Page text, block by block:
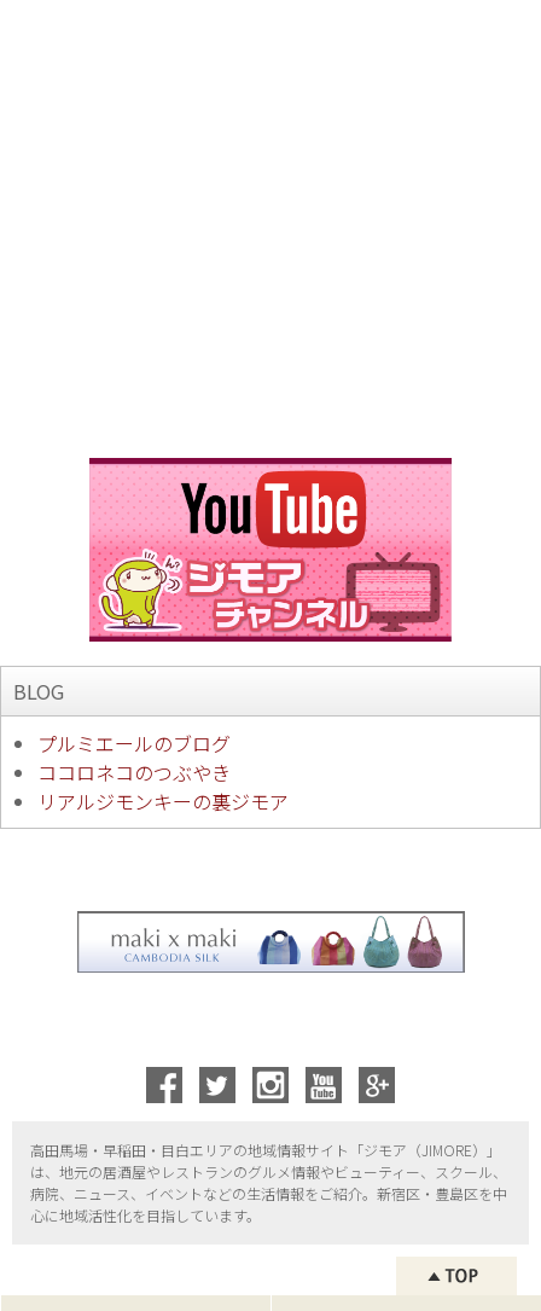
BLOG
プルミエールのブログ
ココロネコのつぶやき
リアルジモンキーの裏ジモア
高田馬場・早稲田・目白エリアの地域情報サイト「ジモア（JIMORE）」
は、地元の居酒屋やレストランのグルメ情報やビューティー、
スクール、
病院、ニュース、イベントなどの生活情報をご紹介。新宿区・ 豊島区を中
心に地域活性化を目指しています。